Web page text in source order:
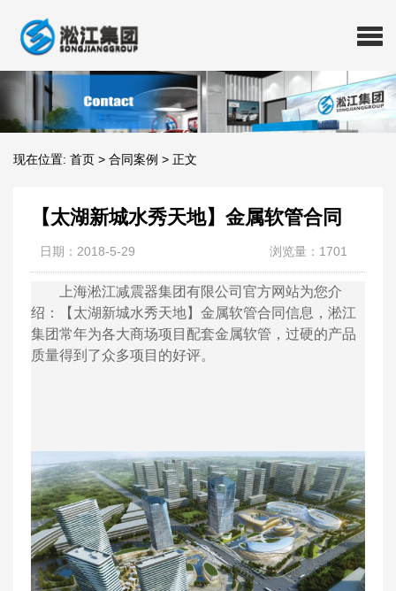
现在位置: 首页 > 合同案例 > 正文
【太湖新城水秀天地】金属软管合同
日期：2018-5-29 浏览量：1701
上海淞江减震器集团有限公司官方网站为您介
绍：【太湖新城水秀天地】金属软管合同信息，淞江
集团常年为各大商场项目配套金属软管，过硬的产品
质量得到了众多项目的好评。